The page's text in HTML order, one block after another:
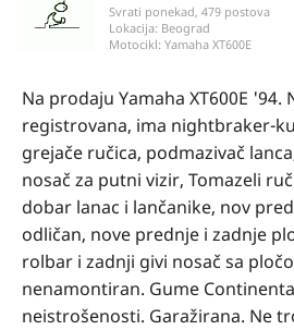
Svrati ponekad, 479 postova
Lokacija: Beograd
Motocikl: Yamaha XT600E
Na prodaju Yamaha XT600E '94.
registrovana, ima nightbraker-
grejače ručica, podmazivač
nosač za putni vizir, Tomazeli
dobar lanac i lančanike, nov
odličan, nove prednje i zadnje
rolbar i zadnji givi nosač sa
nenamontiran. Gume
neistrošenosti. Garažirana. Ne